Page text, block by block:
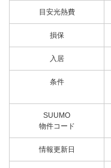
目安光熱費
損保
入居
条件
SUUMO
物件コード
情報更新日